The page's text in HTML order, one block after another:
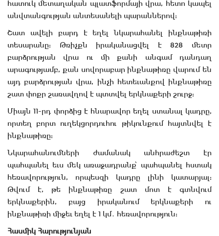
հատուկ մետաղական պլատֆորմայի վրա, հետո կապել
անվտանգության անտեսանելի պարաններով:
Շատ ավելի բարդ է եղել նկարահանել ինքնաթիռի
տեսարանը: Թռիչքն իրականացվել է 828 մետր
բարձրության վրա ու մի քանի անգամ դանդաղ
արագությամբ, քան սովորաբար ինքնաթիռը վարում են
այդ բարձրության վրա, ինչի հետեւանքով ինքնաթիռը
շատ փոքր շառավղով է պտտվել երկնաքերի շուրջ:
Միայն 11-րդ փորձից է հնարավոր եղել ստանալ կադրը,
որտեղ բորտ ուղեկցորդուհու թիկունքում հայտնվել է
ինքնաթիռը:
Նկարահանումների ժամանակ անհրաժեշտ էր
պահպանել եւս մեկ առաջադրանք՝ պահպանել հստակ
հեռավորություն, որպեսզի կադրը լինի կատարյալ:
Թվում է, թե ինքնաթիռը շատ մոտ է գտնվում
երկնաքերին, բայց իրականում երկնաքերի ու
ինքնաթիռի միջեւ եղել է 1 կմ․ հեռավորություն:
Հասմիկ Հարությունյան